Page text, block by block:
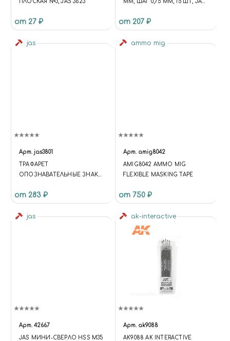
ПЛОСКАЯ №3, JAS 3623
от 27 ₽
ММ, ШАГ 0,75 ММ, 15 ШТ, JAS
от 207 ₽
jas
Арт. jas3801
ТРАФАРЕТ
ОПОЗНАВАТЕЛЬНЫЕ ЗНАКИ
от 283 ₽
ammo mig
Арт. amig8042
AMIG8042 AMMO MIG
FLEXIBLE MASKING TAPE
от 750 ₽
jas
Арт. 42667
JAS МИНИ-СВЕРЛО HSS M35
ak-interactive
Арт. ak9088
AK9088 AK INTERACTIVE